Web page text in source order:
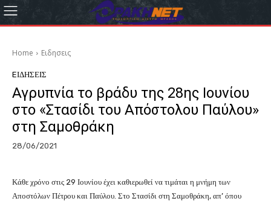
Home Eιδησεις
EΙΔΗΣΕΙΣ
Αγρυπνία το βράδυ της 28ης Ιουνίου
στο «Στασίδι του Απόστολου Παύλου»
στη Σαμοθράκη
28/06/2021
Κάθε χρόνο στις 29 Ιουνίου έχει καθιερωθεί να τιμάται η μνήμη των
Αποστόλων Πέτρου και Παύλου. Στο Στασίδι στη Σαμοθράκη, απ’ όπου